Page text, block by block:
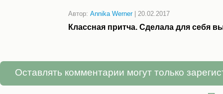
Автор: Annika Werner| 20.02.2017
Классная притча. Сделала для себя
Оставлять комментарии могут только